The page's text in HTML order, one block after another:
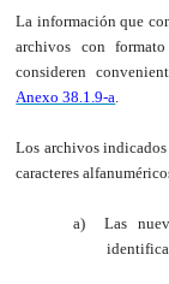
La información que
archivos con
consideren
Anexo 38.1.9-a.
Los archivos
caracteres
a)
Las